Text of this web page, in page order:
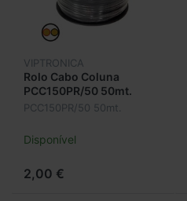
VIPTRONICA
Rolo Cabo Coluna
PCC150PR/50 50mt.
PCC150PR/50 50mt.
Disponível
2,00 €